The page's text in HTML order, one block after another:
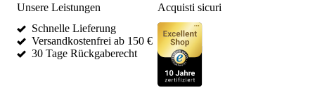
Unsere Leistungen
Schnelle Lieferung
Versandkostenfrei ab 150 €
30 Tage Rückgaberecht
Acquisti sicuri